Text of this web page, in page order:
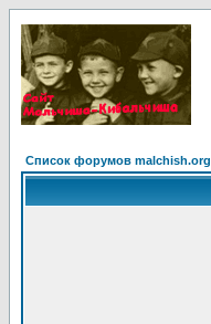
Список форумов malchish.org